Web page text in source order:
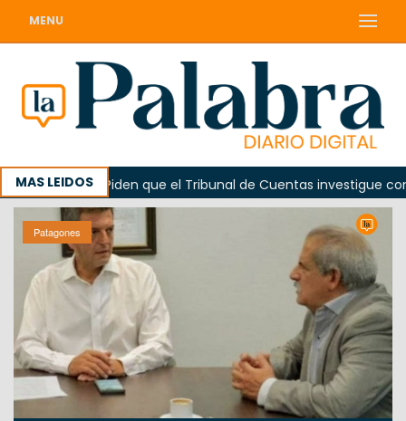
MENU
MAS LEIDOSPiden que el Tribunal de Cuentas investigue
Patagones